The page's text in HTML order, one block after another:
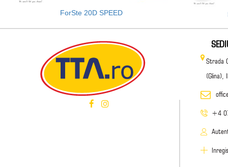
ForSte 20D SPEED
Strada
(Glina),
+4